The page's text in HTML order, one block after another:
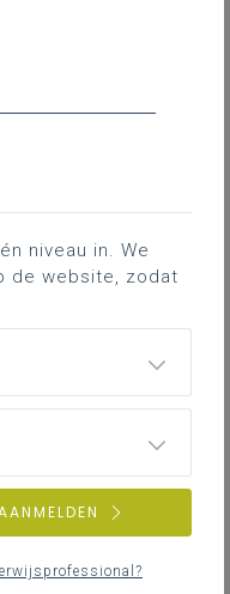
niveau in. We
de website, zodat